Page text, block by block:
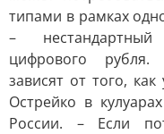
типами в рамках
–
цифрового
зависят от того,
Острейко в
России. – Если